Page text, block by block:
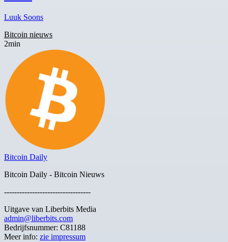
Luuk Soons
Bitcoin nieuws
2min
Bitcoin Daily
Bitcoin Daily - Bitcoin Nieuws
----------------------------------
Uitgave van Liberbits Media
admin@liberbits.com
Bedrijfsnummer: C81188
Meer info: zie impressum